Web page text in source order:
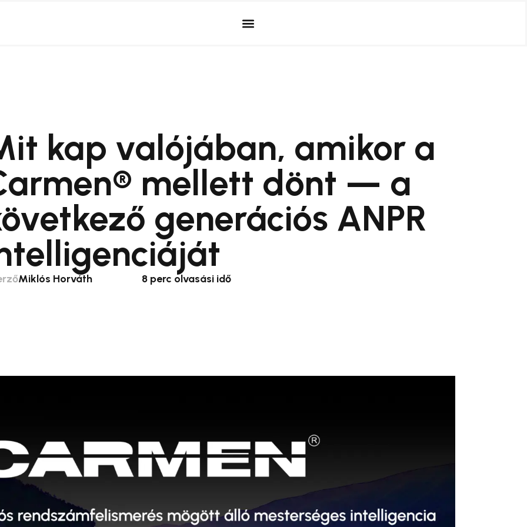
kap valójában, amikor a
mellett dönt — a
generációs ANPR
Miklós Horváth 8 perc olvasási idő